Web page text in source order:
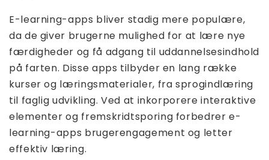
E-learning-apps bliver stadig mere populære,
da de giver brugerne mulighed for at lære nye
færdigheder og få adgang til uddannelsesindhold
på farten. Disse apps tilbyder en lang række
kurser og læringsmaterialer, fra sprogindlæring
til faglig udvikling. Ved at inkorporere interaktive
elementer og fremskridtsporing forbedrer e-
learning-apps brugerengagement og letter
effektiv læring.